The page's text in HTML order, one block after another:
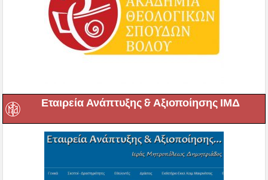
Εταιρεία Ανάπτυξης & Αξιοποίησης ΙΜΔ